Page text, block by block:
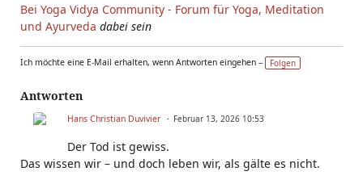
Bei Yoga Vidya Community - Forum für Yoga, Meditation
und Ayurveda dabei sein
Ich möchte eine E-Mail erhalten, wenn Antworten eingehen – Folgen
Antworten
Hans Christian Duvivier Februar 13, 2026 10:53
Der Tod ist gewiss.
Das wissen wir – und doch leben wir, als gälte es nicht.